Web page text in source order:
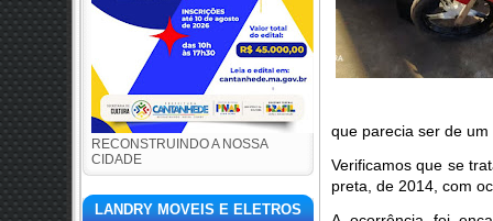
RECONSTRUINDO A NOSSA
CIDADE
LANDRY MOVEIS E ELETROS
que parecia ser de
Verificamos que se
preta, de 2014, com